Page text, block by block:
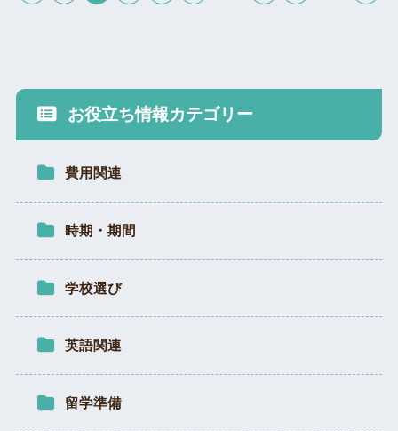
お役立ち情報カテゴリー
費用関連
時期・期間
学校選び
英語関連
留学準備